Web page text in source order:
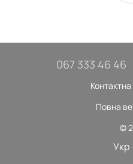
067 333 46 46
Повна
©
Укр